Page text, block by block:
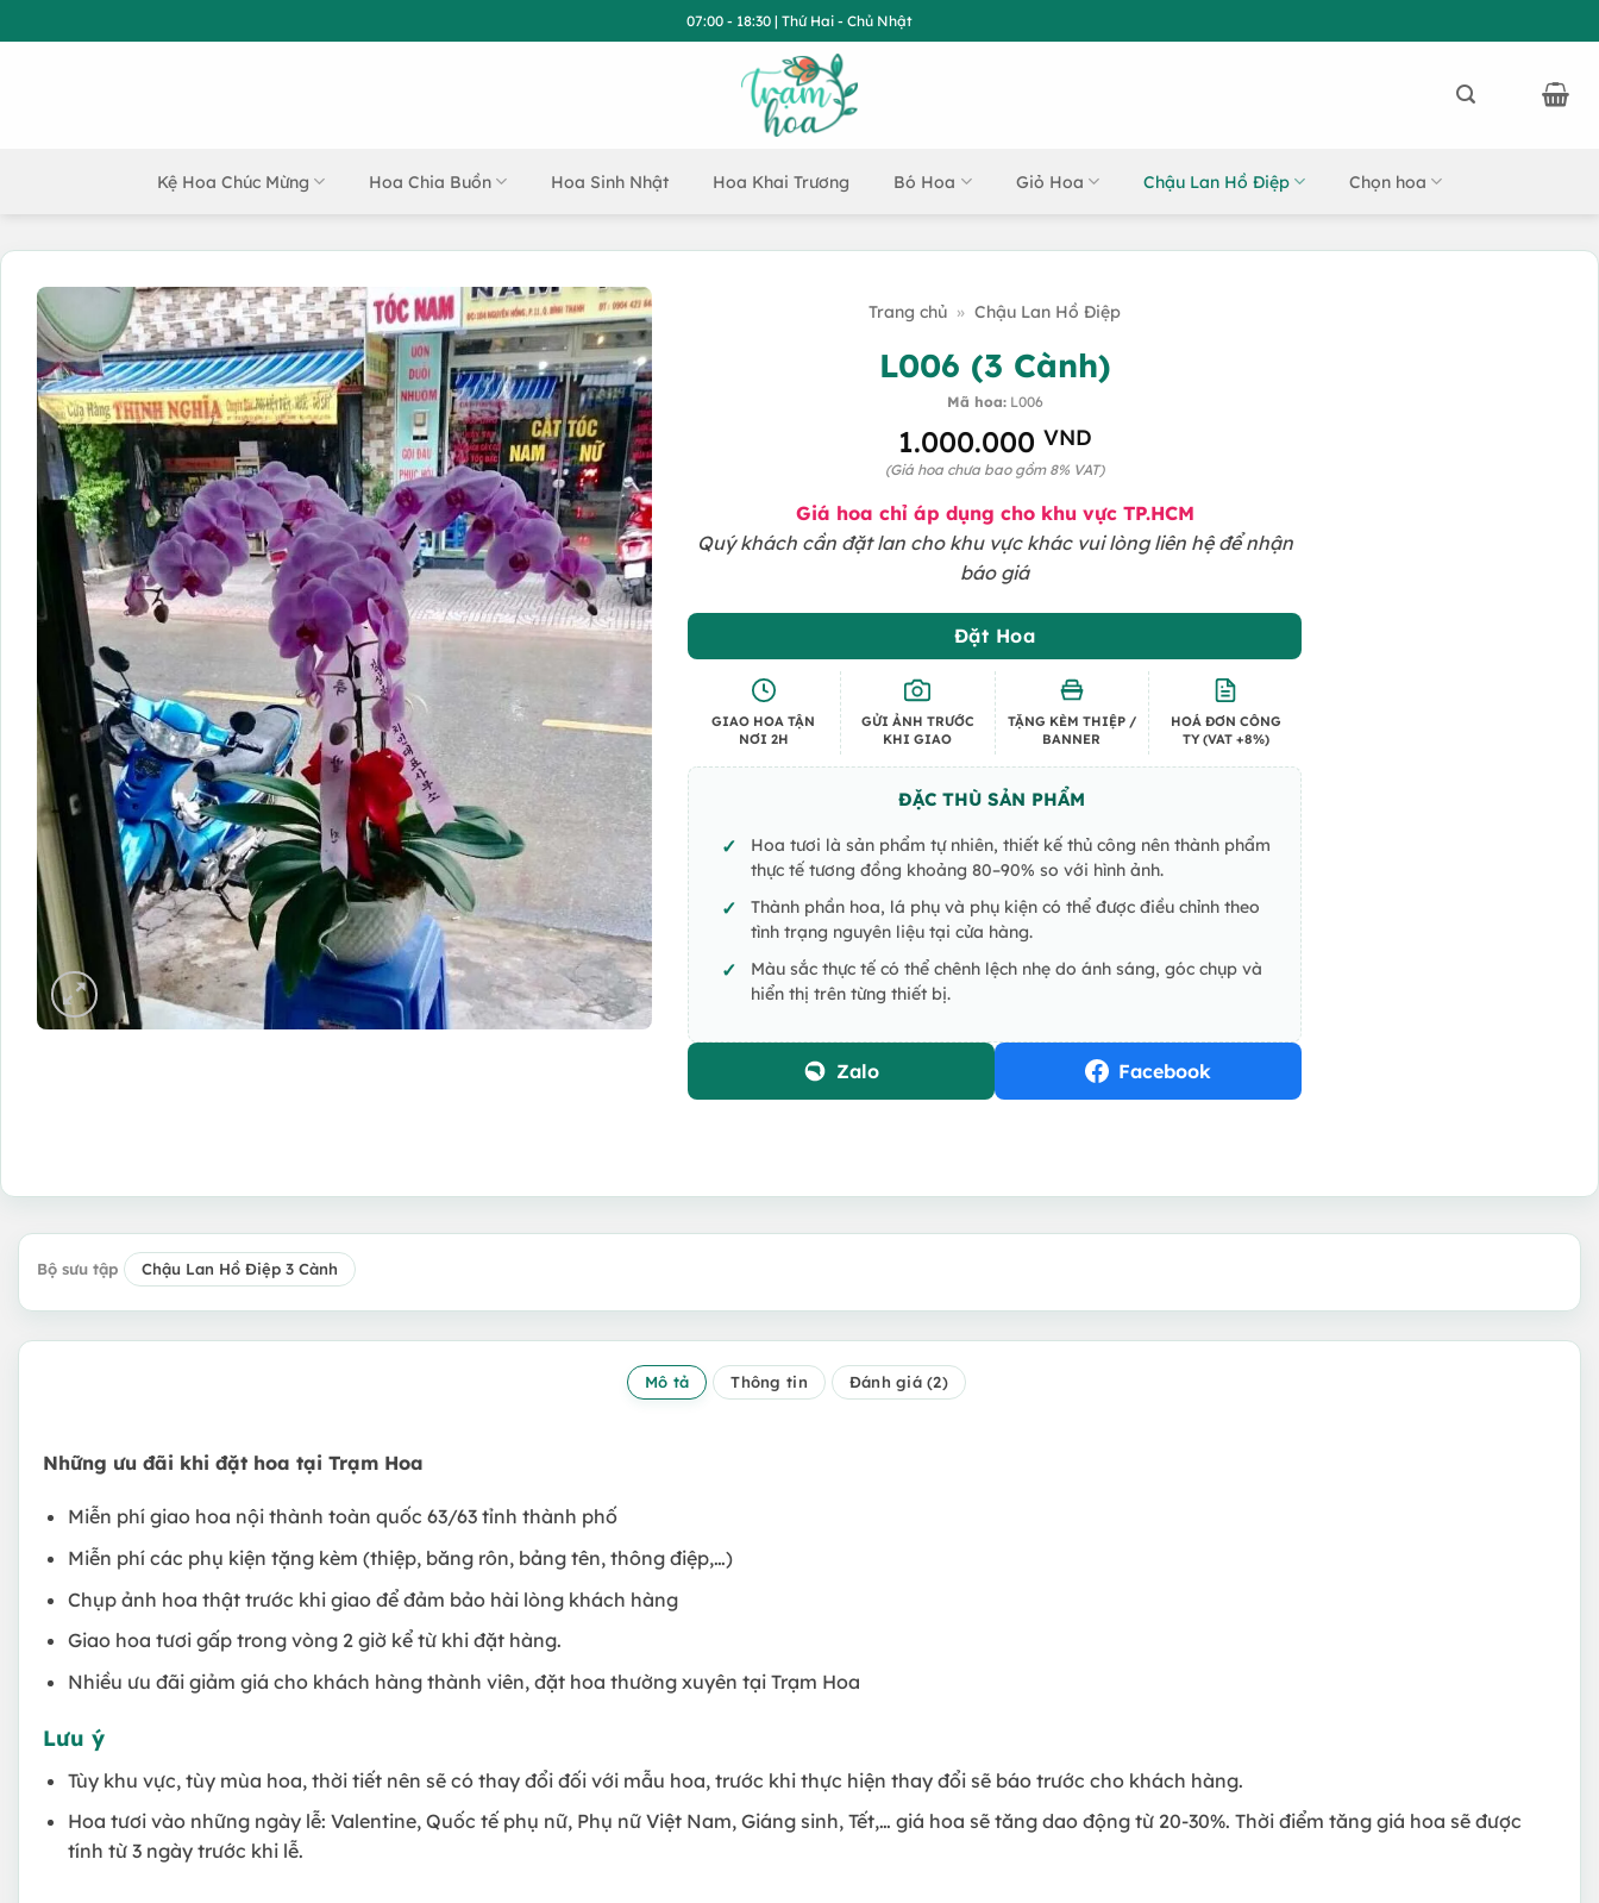
qua
07:00 - 18:30 | Thứ Hai - Chủ Nhật
Kệ Hoa Chúc Mừng Hoa Chia Buồn Hoa Sinh Nhật Hoa Khai Trương Bó Hoa Giỏ Hoa Chậu Lan Hồ Điệp Chọn hoa
Trang chủ » Chậu Lan Hồ Điệp
L006 (3 Cành)
Mã hoa:L006
1.000.000 VND
(Giá hoa chưa bao gồm 8% VAT)
Giá hoa chỉ áp dụng cho khu vực TP.HCM
Quý khách cần đặt lan cho khu vực khác vui lòng liên hệ để nhận
báo giá
Đặt Hoa
GIAO HOA TẬN
NƠI 2H
GỬI ẢNH TRƯỚC
KHI GIAO
TẶNG KÈM THIỆP /
BANNER
HOÁ ĐƠN CÔNG
TY (VAT +8%)
ĐẶC THÙ SẢN PHẨM
Hoa tươi là sản phẩm tự nhiên, thiết kế thủ công nên thành phẩm
thực tế tương đồng khoảng 80–90% so với hình ảnh.
Thành phần hoa, lá phụ và phụ kiện có thể được điều chỉnh theo
tình trạng nguyên liệu tại cửa hàng.
Màu sắc thực tế có thể chênh lệch nhẹ do ánh sáng, góc chụp và
hiển thị trên từng thiết bị.
Zalo Facebook
Bộ sưu tập Chậu Lan Hồ Điệp 3 Cành
Mô tả Thông tin Đánh giá (2)
Những ưu đãi khi đặt hoa tại Trạm Hoa
Miễn phí giao hoa nội thành toàn quốc 63/63 tỉnh thành phố
Miễn phí các phụ kiện tặng kèm (thiệp, băng rôn, bảng tên, thông điệp,…)
Chụp ảnh hoa thật trước khi giao để đảm bảo hài lòng khách hàng
Giao hoa tươi gấp trong vòng 2 giờ kể từ khi đặt hàng.
Nhiều ưu đãi giảm giá cho khách hàng thành viên, đặt hoa thường xuyên tại Trạm Hoa
Lưu ý
Tùy khu vực, tùy mùa hoa, thời tiết nên sẽ có thay đổi đối với mẫu hoa, trước khi thực hiện thay đổi sẽ báo trước cho khách hàng.
Hoa tươi vào những ngày lễ: Valentine, Quốc tế phụ nữ, Phụ nữ Việt Nam, Giáng sinh, Tết,… giá hoa sẽ tăng dao động từ 20-30%. Thời điểm tăng giá hoa sẽ được
tính từ 3 ngày trước khi lễ.